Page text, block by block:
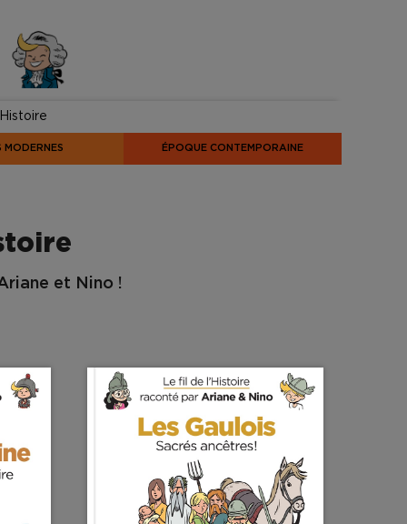
MODERNES ÉPOQUE CONTEMPORAINE
et Nino !